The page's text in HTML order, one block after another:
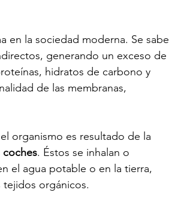
en la sociedad moderna. Se sabe
generando un exceso de
hidratos de carbono y
de las membranas,
organismo es resultado de la
. Éstos se inhalan o
el agua potable o en la tierra,
tejidos orgánicos.